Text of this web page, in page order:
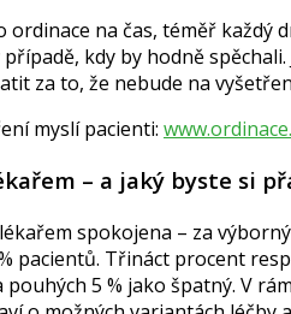
na čas, téměř každý
kdy by hodně spěchali.
za to, že nebude na
myslí pacienti:
– a jaký byste si
spokojena – za
pacientů. Třináct procent
5 % jako špatný. V